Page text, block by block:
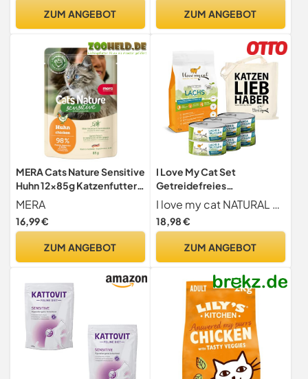
ZUM ANGEBOT ZUM ANGEBOT
MERA Cats Nature Sensitive
Huhn 12x85g Katzenfutter
nass ohne Getreide
MERA
16,99 €
ZUM ANGEBOT
I Love My Cat Set
Getreidefreies
Trockenfutter 1,2 kg und
Katzenfutter Nass mit
Lachs und Truthahn 6 x 100 g
Inhaltsstoffe mit hoher
I love my cat NATURAL CAT FOOD
18,98 €
ZUM ANGEBOT